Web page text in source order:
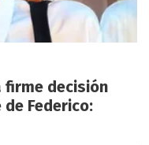
firme decisión
Federico: